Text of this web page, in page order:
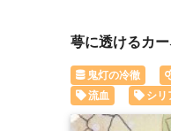
萼に透けるカ
鬼灯の冷徹
流血
シリ